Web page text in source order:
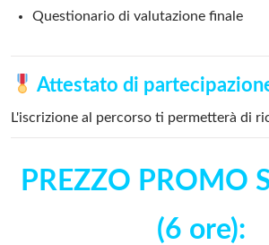
Questionario di valutazione finale
Attestato di
L'iscrizione al percorso ti permetterà di
PREZZO PROMO
(6 ore):